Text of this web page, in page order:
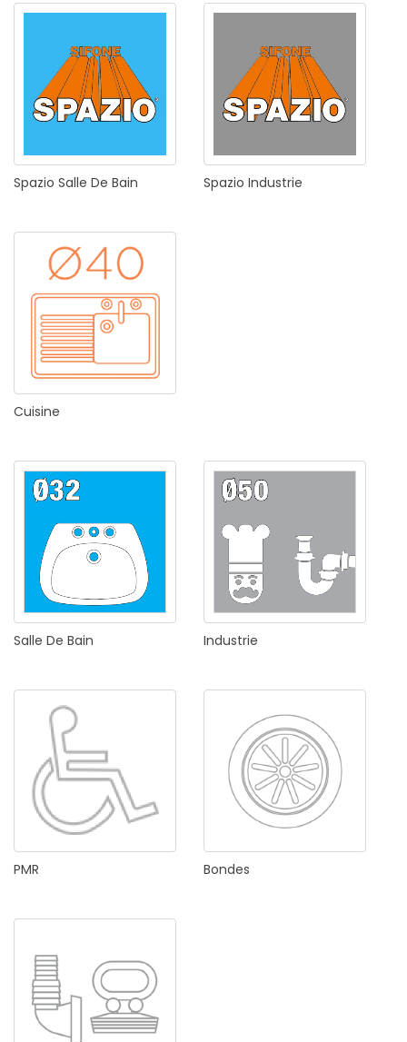
Spazio Salle De Bain Spazio Industrie
Cuisine
Salle De Bain Industrie
PMR Bondes